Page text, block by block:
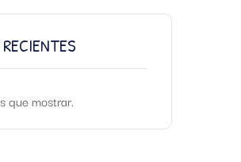
que mostrar.